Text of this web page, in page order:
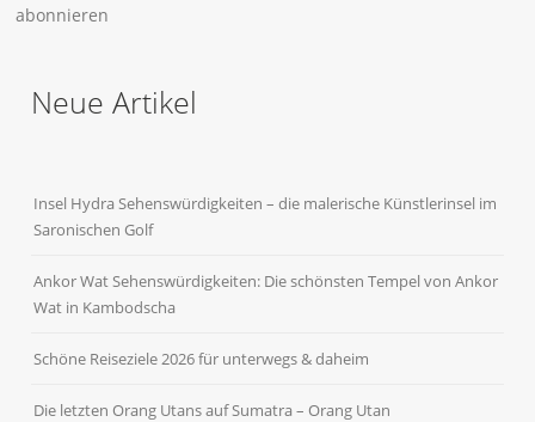
abonnieren
Neue Artikel
Insel Hydra Sehenswürdigkeiten – die malerische Künstlerinsel im
Saronischen Golf
Ankor Wat Sehenswürdigkeiten: Die schönsten Tempel von Ankor
Wat in Kambodscha
Schöne Reiseziele 2026 für unterwegs & daheim
Die letzten Orang Utans auf Sumatra – Orang Utan